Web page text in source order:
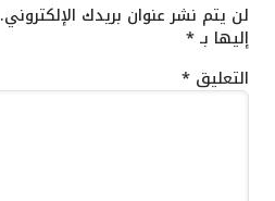
لن يتم نشر عنوان بريدك الإلكتروني.
إليها بـ*
التعليق *